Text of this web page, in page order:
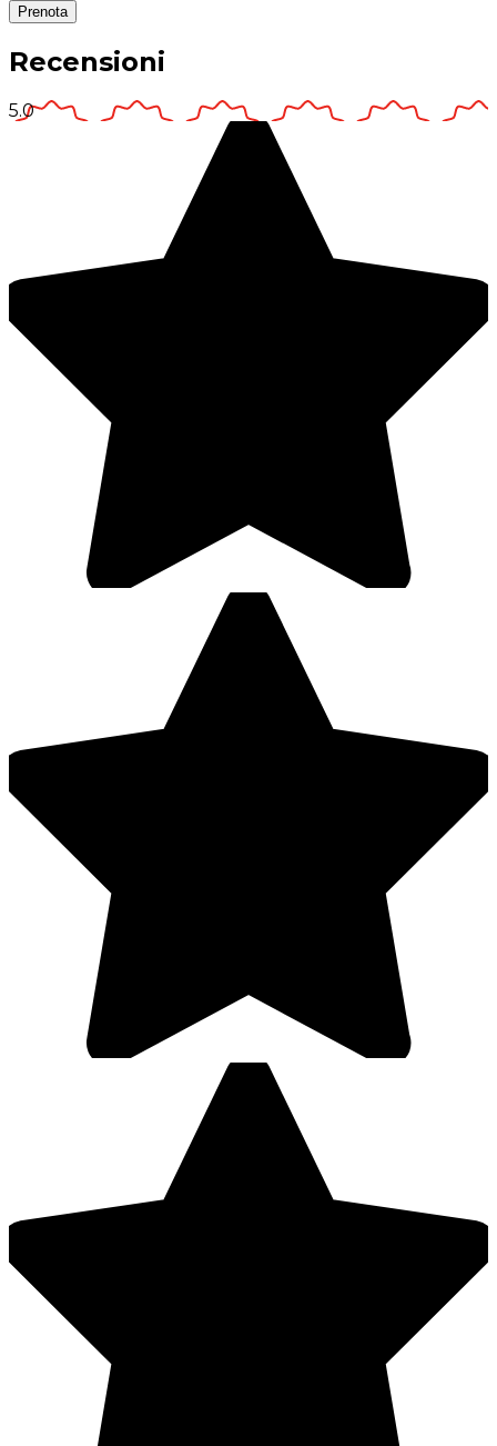
Prenota
Recensioni
5.0